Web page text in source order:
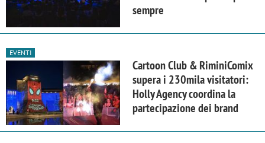
sempre
EVENTI
Cartoon Club & RiminiComix
supera i 230mila visitatori:
Holly Agency coordina la
partecipazione dei brand